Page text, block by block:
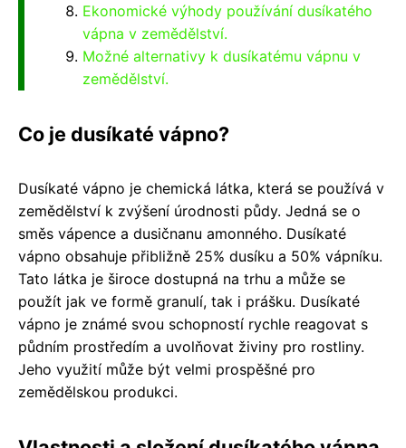
Ekonomické výhody používání dusíkatého
vápna v zemědělství.
Možné alternativy k dusíkatému vápnu v
zemědělství.
Co je dusíkaté vápno?
Dusíkaté vápno je chemická látka, která se používá v
zemědělství k zvýšení úrodnosti půdy. Jedná se o
směs vápence a dusičnanu amonného. Dusíkaté
vápno obsahuje přibližně 25% dusíku a 50% vápníku.
Tato látka je široce dostupná na trhu a může se
použít jak ve formě granulí, tak i prášku. Dusíkaté
vápno je známé svou schopností rychle reagovat s
půdním prostředím a uvolňovat živiny pro rostliny.
Jeho využití může být velmi prospěšné pro
zemědělskou produkci.